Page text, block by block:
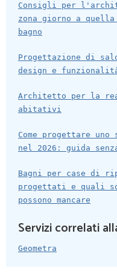
Consigli per
zona giorno a
bagno
Progettazione di
design e
Architetto per la
abitativi
Come progettare
nel 2026: guida
Bagni per case di
progettati e quali
possono mancare
Servizi correlati
Geometra